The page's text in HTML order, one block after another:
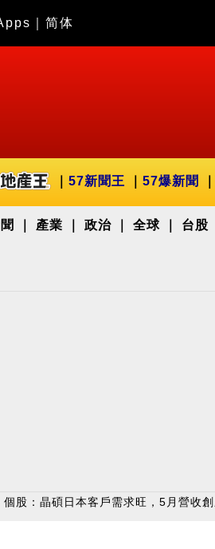
简体
57新聞王 57爆新聞
產業 政治 全球 台股
個股：晶碩日本客戶需求旺，5月營收